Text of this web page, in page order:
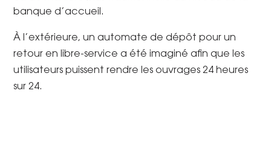
banque d’accueil.
À l’extérieure, un automate de dépôt pour un
retour en libre-service a été imaginé afin que les
utilisateurs puissent rendre les ouvrages 24 heures
sur 24.